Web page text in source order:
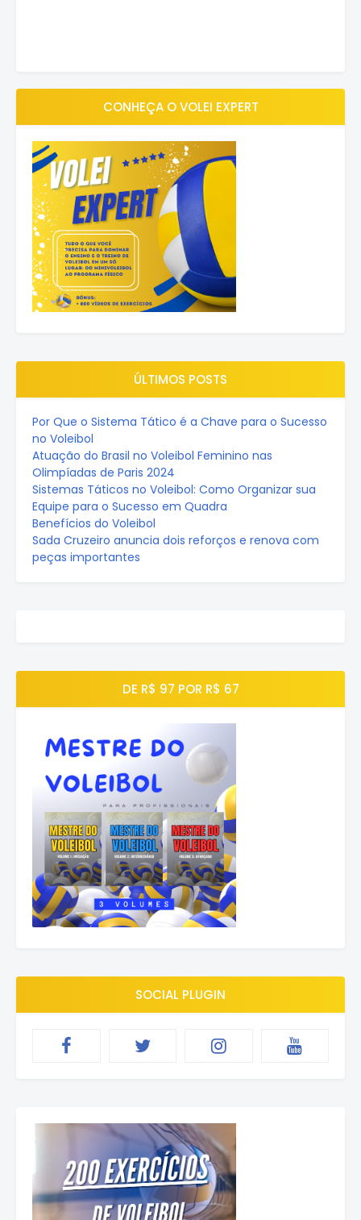
CONHEÇA O VOLEI EXPERT
ÚLTIMOS POSTS
Por Que o Sistema Tático é a Chave para o Sucesso
no Voleibol
Atuação do Brasil no Voleibol Feminino nas
Olimpíadas de Paris 2024
Sistemas Táticos no Voleibol: Como Organizar sua
Equipe para o Sucesso em Quadra
Benefícios do Voleibol
Sada Cruzeiro anuncia dois reforços e renova com
peças importantes
DE R$ 97 POR R$ 67
SOCIAL PLUGIN